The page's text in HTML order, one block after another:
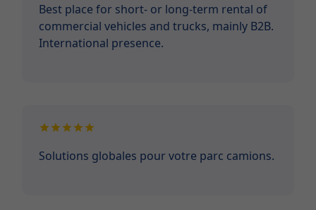
Best place for short- or long-term rental of
commercial vehicles and trucks, mainly B2B.
International presence.
Solutions globales pour votre parc camions.